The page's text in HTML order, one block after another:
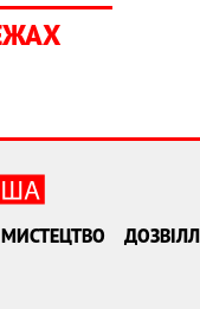
МИСТЕЦТВО